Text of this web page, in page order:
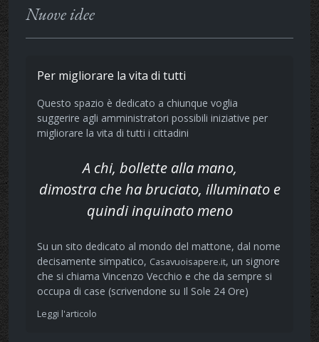
Nuove idee
Per migliorare la vita di tutti
Questo spazio è dedicato a chiunque voglia
suggerire agli amministratori possibili iniziative per
migliorare la vita di tutti i cittadini
A chi, bollette alla mano,
dimostra che ha bruciato, illuminato e
quindi inquinato meno
Su un sito dedicato al mondo del mattone, dal nome
decisamente simpatico, Casavuoisapere.it, un signore
che si chiama Vincenzo Vecchio e che da sempre si
occupa di case (scrivendone su Il Sole 24 Ore)
Leggi l'articolo